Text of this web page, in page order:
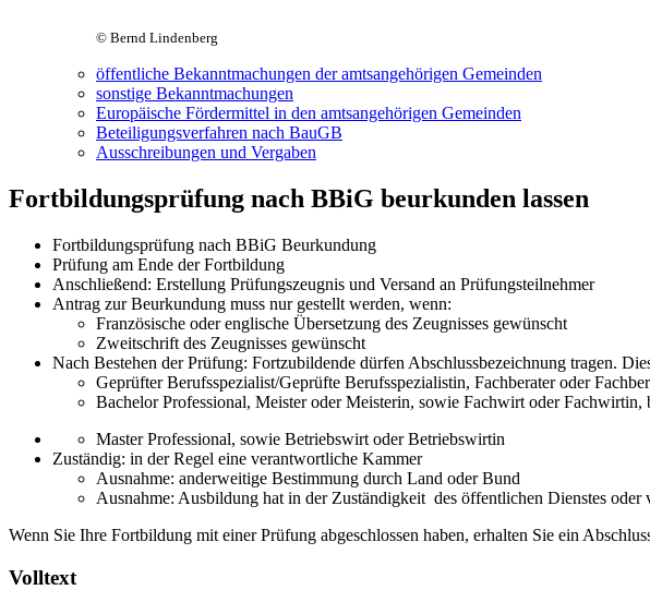
© Bernd Lindenberg
öffentliche Bekanntmachungen der amtsangehörigen Gemeinden
sonstige Bekanntmachungen
Europäische Fördermittel in den amtsangehörigen Gemeinden
Beteiligungsverfahren nach BauGB
Ausschreibungen und Vergaben
Fortbildungsprüfung nach BBiG beurkunden lassen
Fortbildungsprüfung nach BBiG Beurkundung
Prüfung am Ende der Fortbildung
Anschließend: Erstellung Prüfungszeugnis und Versand an Prüfungsteilnehmer
Antrag zur Beurkundung muss nur gestellt werden, wenn:
Französische oder englische Übersetzung des Zeugnisses gewünscht
Zweitschrift des Zeugnisses gewünscht
Nach Bestehen der Prüfung: Fortzubildende dürfen Abschlussbezeichnung tragen.
Geprüfter Berufsspezialist/Geprüfte Berufsspezialistin, Fachberater oder
Bachelor Professional, Meister oder Meisterin, sowie Fachwirt oder Fachwirtin,
Master Professional, sowie Betriebswirt oder Betriebswirtin
Zuständig: in der Regel eine verantwortliche Kammer
Ausnahme: anderweitige Bestimmung durch Land oder Bund
Ausnahme: Ausbildung hat in der Zuständigkeit des öffentlichen Dienstes
Wenn Sie Ihre Fortbildung mit einer Prüfung abgeschlossen haben, erhalten Sie ein
Volltext